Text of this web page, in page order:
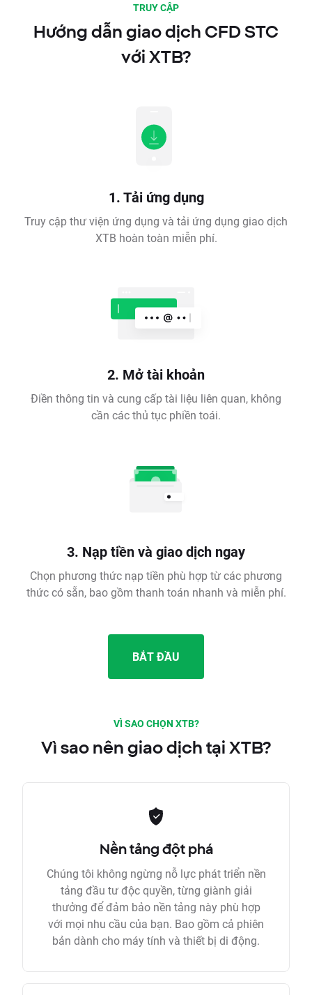
TRUY CẬP
Hướng dẫn giao dịch CFD STC
với XTB?
1. Tải ứng dụng
Truy cập thư viện ứng dụng và tải ứng dụng giao dịch
XTB hoàn toàn miễn phí.
2. Mở tài khoản
Điền thông tin và cung cấp tài liệu liên quan, không
cần các thủ tục phiền toái.
3. Nạp tiền và giao dịch ngay
Chọn phương thức nạp tiền phù hợp từ các phương
thức có sẵn, bao gồm thanh toán nhanh và miễn phí.
BẮT ĐẦU
VÌ SAO CHỌN XTB?
Vì sao nên giao dịch tại XTB?
Nền tảng đột phá
Chúng tôi không ngừng nỗ lực phát triển nền
tảng đầu tư độc quyền, từng giành giải
thưởng để đảm bảo nền tảng này phù hợp
với mọi nhu cầu của bạn. Bao gồm cả phiên
bản dành cho máy tính và thiết bị di động.